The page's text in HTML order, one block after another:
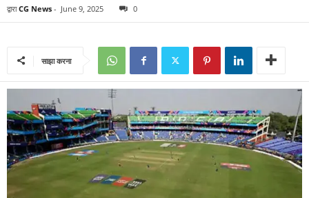
द्वारा CG News - June 9, 2025 0
साझा करना